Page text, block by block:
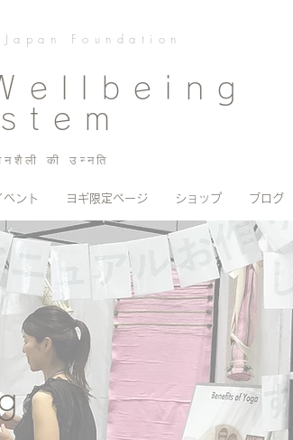
Japan Foundation
की उन्नति
ベント ヨギ限定ページ ショップ ブログ